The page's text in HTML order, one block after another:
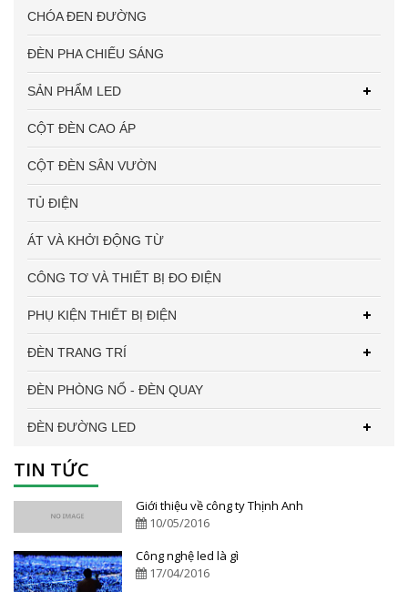
CHÓA ĐEN ĐƯỜNG
ĐÈN PHA CHIẾU SÁNG
SẢN PHẨM LED
CỘT ĐÈN CAO ÁP
CỘT ĐÈN SÂN VƯỜN
TỦ ĐIỆN
ÁT VÀ KHỞI ĐỘNG TỪ
CÔNG TƠ VÀ THIẾT BỊ ĐO ĐIỆN
PHỤ KIỆN THIẾT BỊ ĐIỆN
ĐÈN TRANG TRÍ
ĐÈN PHÒNG NỔ - ĐÈN QUAY
ĐÈN ĐƯỜNG LED
TIN TỨC
Giới thiệu về công ty Thịnh Anh
10/05/2016
Công nghệ led là gì
17/04/2016